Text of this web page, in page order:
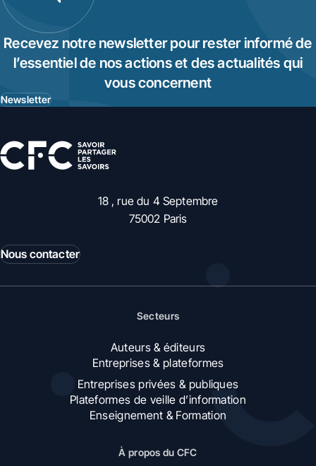
Recevez notre newsletter pour rester informé de
l’essentiel de nos actions et des actualités qui
vous concernent
Newsletter
18 , rue du 4 Septembre
75002 Paris
Nous contacter
Secteurs
Auteurs & éditeurs
Entreprises & plateformes
Entreprises privées & publiques
Plateformes de veille d’information
Enseignement & Formation
À propos du CFC